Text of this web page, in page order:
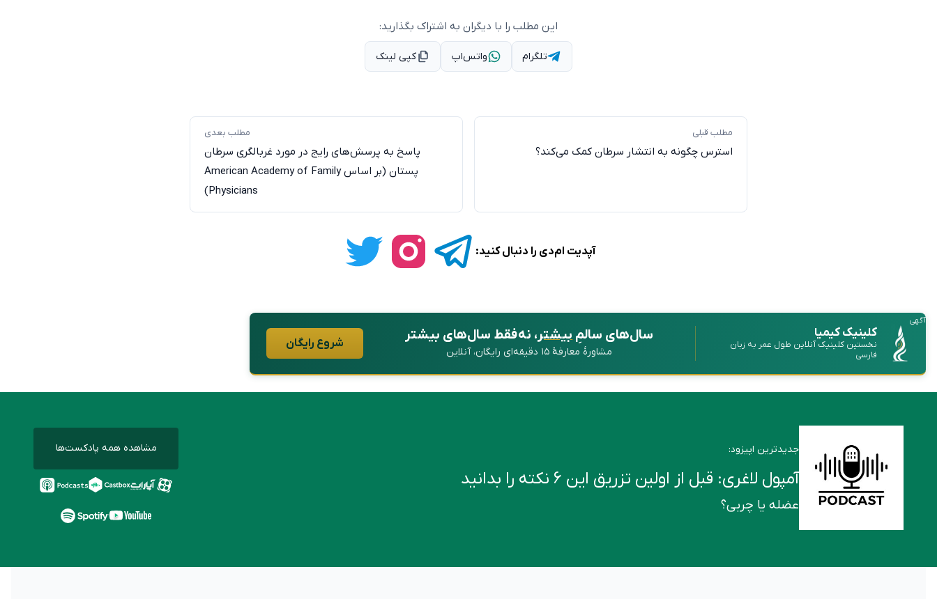
این مطلب را با دیگران به اشتراک بگذارید:
تلگرام واتس‌اپ کپی لینک
مطلب قبلی
استرس چگونه به انتشار سرطان کمک می‌کند؟
مطلب بعدی
پاسخ به پرسش‌های رایج در مورد غربالگری سرطان
پستان (بر اساس American Academy of Family
Physicians)
آپدیت ام‌دی را دنبال کنید:
آگهی
کلینیک کیمیا
نخستین کلینیک آنلاین طول عمر به زبان
فارسی
سال‌های سالمِبیشتر، نه فقط سال‌های بیشتر
مشاورهٔ معارفهٔ ۱۵ دقیقه‌ای رایگان، آنلاین
شروع رایگان
جدیدترین اپیزود:
آمپول لاغری: قبل از اولین تزریق این ۶ نکته را بدانید
عضله یا چربی؟
مشاهده همه پادکست‌ها